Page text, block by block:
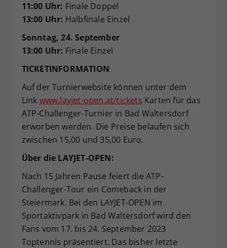
11:00 Uhr: Finale Doppel
13:00 Uhr: Halbfinale Einzel
Sonntag, 24. September
13:00 Uhr: Finale Einzel
TICKETINFORMATION
Auf der Turnierwebsite können unter dem
Link www.layjet-open.at/tickets Karten für das
ATP-Challenger-Turnier in Bad Waltersdorf
erworben werden. Die Preise belaufen sich
zwischen 15,00 und 35,00 Euro.
Über die LAYJET-OPEN:
Nach 15 Jahren Pause feiert die ATP-
Challenger-Tour ein Comeback in der
Steiermark. Bei den LAYJET-OPEN im
Sportaktivpark in Bad Waltersdorf wird den
Fans vom 17. bis 24. September 2023
Toptennis präsentiert. Das bisher letzte